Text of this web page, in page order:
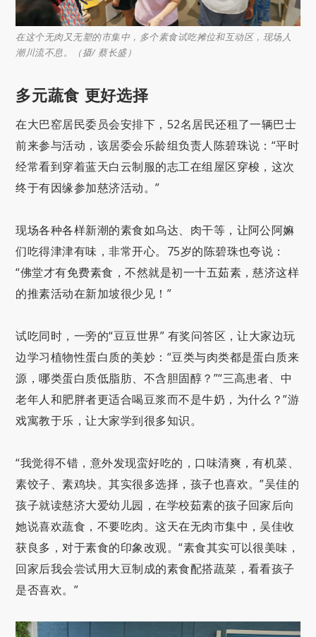
在这个无肉又无塑的市集中，多个素食试吃摊位和互动区，现场人
潮川流不息。（摄/ 蔡长盛）
多元蔬食 更好选择
在大巴窑居民委员会安排下，52名居民还租了一辆巴士
前来参与活动，该居委会乐龄组负责人陈碧珠说：“平时
经常看到穿着蓝天白云制服的志工在组屋区穿梭，这次
终于有因缘参加慈济活动。”
现场各种各样新潮的素食如乌达、肉干等，让阿公阿嫲
们吃得津津有味，非常开心。75岁的陈碧珠也夸说：
“佛堂才有免费素食，不然就是初一十五茹素，慈济这样
的推素活动在新加坡很少见！”
试吃同时，一旁的“豆豆世界” 有奖问答区，让大家边玩
边学习植物性蛋白质的美妙：“豆类与肉类都是蛋白质来
源，哪类蛋白质低脂肪、不含胆固醇？”“三高患者、中
老年人和肥胖者更适合喝豆浆而不是牛奶，为什么？”游
戏寓教于乐，让大家学到很多知识。
“我觉得不错，意外发现蛮好吃的，口味清爽，有机菜、
素饺子、素鸡块。其实很多选择，孩子也喜欢。”吴佳的
孩子就读慈济大爱幼儿园，在学校茹素的孩子回家后向
她说喜欢蔬食，不要吃肉。这天在无肉市集中，吴佳收
获良多，对于素食的印象改观。“素食其实可以很美味，
回家后我会尝试用大豆制成的素食配搭蔬菜，看看孩子
是否喜欢。”